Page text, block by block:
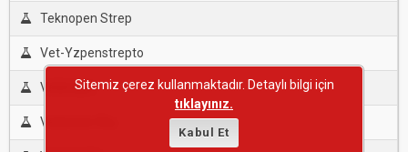
Teknopen Strep
Vet-Yzpenstrepto
Vetimisin
Vetimisin Rtu
Sitemiz çerez kullanmaktadır. Detaylı bilgi için
tıklayınız.
Kabul Et